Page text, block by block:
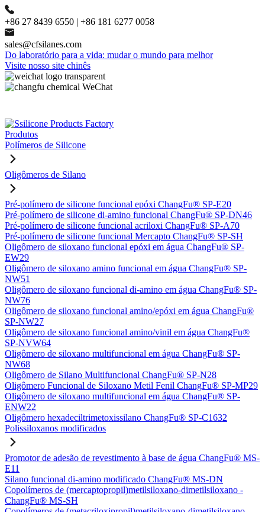
+86 27 8439 6550 | +86 181 6277 0058
sales@cfsilanes.com
Do laboratório para a vida: mudar o mundo para melhor
Visite nosso site chinês
Produtos
Polímeros de Silicone
Oligômeros de Silano
Pré-polímero de silicone funcional epóxi ChangFu® SP-E20
Pré-polímero de silicone di-amino funcional ChangFu® SP-DN46
Pré-polímero de silicone funcional acriloxi ChangFu® SP-A70
Pré-polímero de silicone funcional Mercapto ChangFu® SP-SH
Oligômero de siloxano funcional epóxi em água ChangFu® SP-
EW29
Oligômero de siloxano amino funcional em água ChangFu® SP-
NW51
Oligômero de siloxano funcional di-amino em água ChangFu® SP-
NW76
Oligômero de siloxano funcional amino/epóxi em água ChangFu®
SP-NW27
Oligômero de siloxano funcional amino/vinil em água ChangFu®
SP-NVW64
Oligômero de siloxano multifuncional em água ChangFu® SP-
NW68
Oligômero de Silano Multifuncional ChangFu® SP-N28
Oligômero Funcional de Siloxano Metil Fenil ChangFu® SP-MP29
Oligômero de siloxano multifuncional em água ChangFu® SP-
ENW22
Oligômero hexadeciltrimetoxissilano ChangFu® SP-C1632
Polissiloxanos modificados
Promotor de adesão de revestimento à base de água ChangFu® MS-
E11
Silano funcional di-amino modificado ChangFu® MS-DN
Copolímeros de (mercaptopropil)metilsiloxano-dimetilsiloxano -
ChangFu® MS-SH